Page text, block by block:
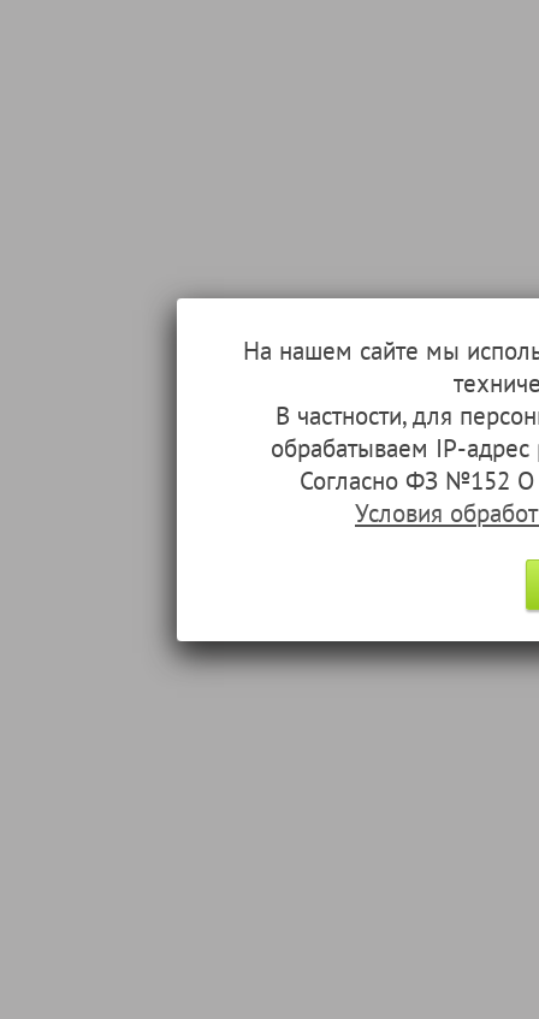
На нашем сайте мы
В частности, для
обрабатываем IP-
Согласно ФЗ №152 О
Условия